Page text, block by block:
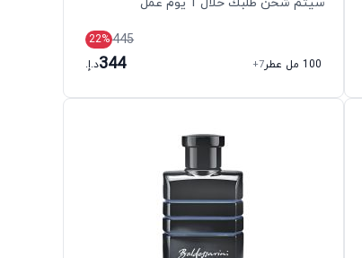
سيتم شحن طلبك خلال 1 يوم عمل
445
22%
100 مل عطر
+7
344د.إ.